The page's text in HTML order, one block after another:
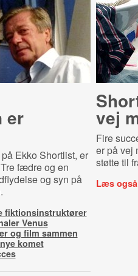
er
Ekko Shortlist, er
fædre og en
og syn på
fiktionsinstruktører
Venus
og film sammen
komet
vej
Fire
er på vej
støtte til
Læs